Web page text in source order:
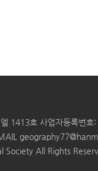
1413호 사업자등록번
All Rights